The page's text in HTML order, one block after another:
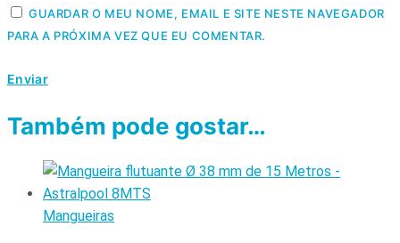
GUARDAR O MEU NOME, EMAIL E SITE NESTE NAVEGADOR
PARA A PRÓXIMA VEZ QUE EU COMENTAR.
Também pode gostar…
Mangueiras